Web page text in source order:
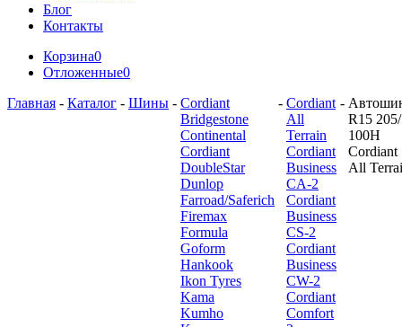
Блог
Контакты
Корзина0
Отложенные0
Главная - Каталог - Шины - Cordiant
Bridgestone
Continental
Cordiant
DoubleStar
Dunlop
Farroad/Saferich
Firemax
Formula
Goform
Hankook
Ikon Tyres
Kama
Kumho
- Cordiant
All
Terrain
Cordiant
Business
CA-2
Cordiant
Business
CS-2
Cordiant
Business
CW-2
Cordiant
Comfort
-
R15
100H
Cordiant
All